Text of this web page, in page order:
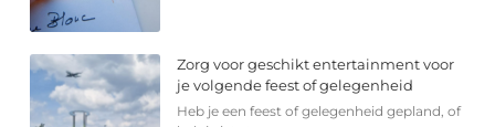
Zorg voor geschikt entertainment voor
je volgende feest of gelegenheid
Heb je een feest of gelegenheid gepland, of